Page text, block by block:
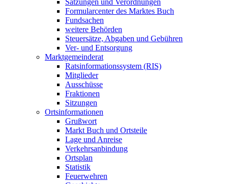
Satzungen und Verordnungen
Formularcenter des Marktes Buch
Fundsachen
weitere Behörden
Steuersätze, Abgaben und Gebühren
Ver- und Entsorgung
Marktgemeinderat
Ratsinformationssystem (RIS)
Mitglieder
Ausschüsse
Fraktionen
Sitzungen
Ortsinformationen
Grußwort
Markt Buch und Ortsteile
Lage und Anreise
Verkehrsanbindung
Ortsplan
Statistik
Feuerwehren